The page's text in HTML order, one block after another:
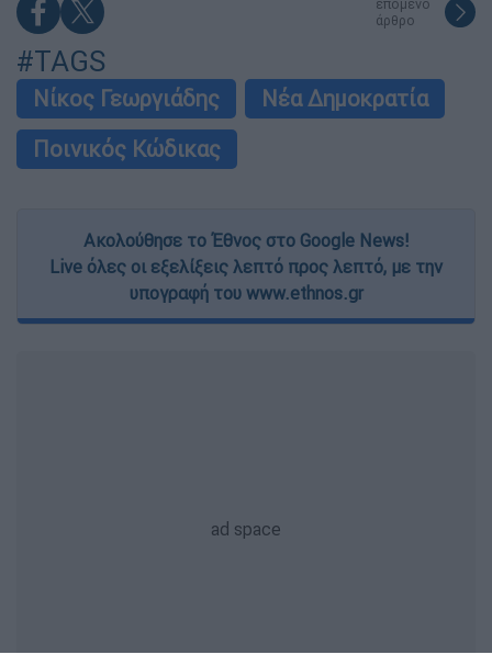
επόμενο
άρθρο
#TAGS
Νίκος Γεωργιάδης
Νέα Δημοκρατία
Ποινικός Κώδικας
Ακολούθησε το Έθνος στο Google News!
Live όλες οι εξελίξεις λεπτό προς λεπτό, με την
υπογραφή του www.ethnos.gr